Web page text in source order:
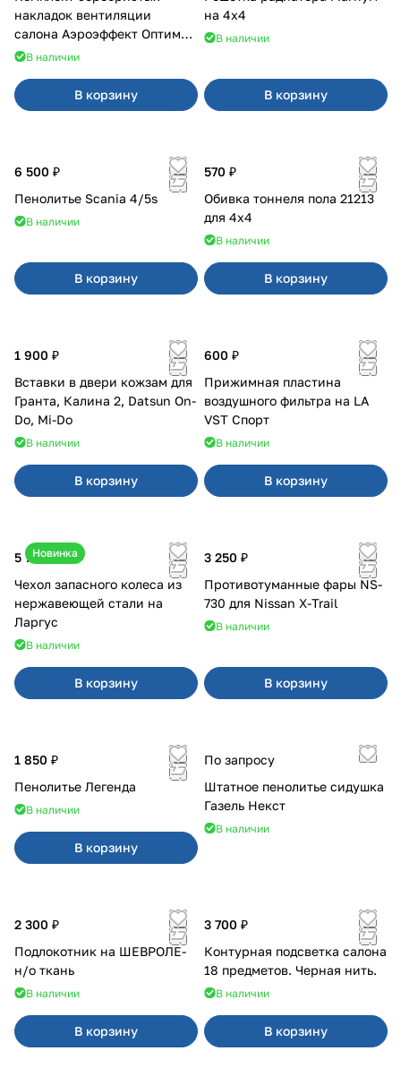
накладок вентиляции
салона Аэроэффект Оптимал
на 4х4
В наличии
В корзину
на 4х4
В наличии
В корзину
6 500 ₽
Пенолитье Scania 4/5s
В наличии
В корзину
570 ₽
Обивка тоннеля пола 21213
для 4x4
В наличии
В корзину
1 900 ₽
Вставки в двери кожзам для
Гранта, Калина 2, Datsun On-
Do, Mi-Do
В наличии
В корзину
600 ₽
Прижимная пластина
воздушного фильтра на LA
VST Спорт
В наличии
В корзину
Новинка
5 700 ₽
Чехол запасного колеса из
нержавеющей стали на
Ларгус
В наличии
В корзину
3 250 ₽
Противотуманные фары NS-
730 для Nissan X-Trail
В наличии
В корзину
1 850 ₽
Пенолитье Легенда
В наличии
В корзину
По запросу
Штатное пенолитье сидушка
Газель Некст
В наличии
2 300 ₽
Подлокотник на ШЕВРОЛЕ-
н/о ткань
В наличии
В корзину
3 700 ₽
Контурная подсветка салона
18 предметов. Черная нить.
В наличии
В корзину